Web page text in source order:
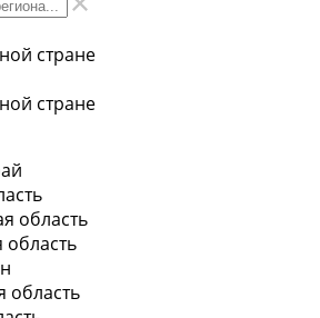
стране
стране
область
область
область